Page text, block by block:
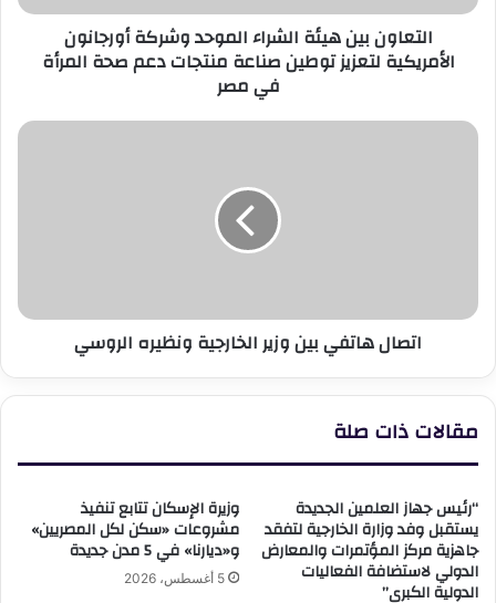
لتعزيز
صناعة
صحة
التعاون بين هيئة الشراء الموحد وشركة أورجانون
الأمريكية لتعزيز توطين صناعة منتجات دعم صحة المرأة
في مصر
اتصال
اتصال هاتفي بين وزير الخارجية ونظيره الروسي
مقالات ذات صلة
“رئيس جهاز العلمين الجديدة
يستقبل وفد وزارة الخارجية لتفقد
جاهزية مركز المؤتمرات والمعارض
الدولي لاستضافة الفعاليات
الدولية الكبرى”
وزيرة الإسكان تتابع تنفيذ
مشروعات «سكن لكل المصريين»
و«ديارنا» في 5 مدن جديدة
5 أغسطس، 2026